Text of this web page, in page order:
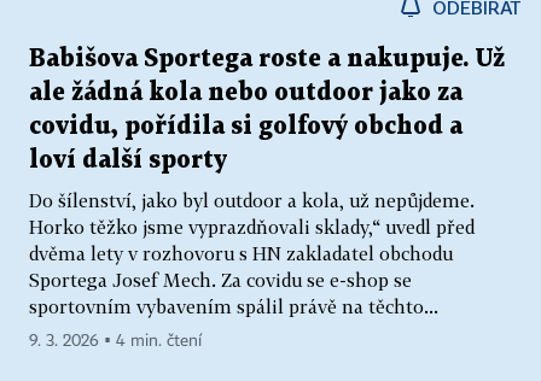
ODEBÍRAT
Babišova Sportega roste a nakupuje. Už
ale žádná kola nebo outdoor jako za
covidu, pořídila si golfový obchod a
loví další sporty
Do šílenství, jako byl outdoor a kola, už nepůjdeme.
Horko těžko jsme vyprazdňovali sklady,“ uvedl před
dvěma lety v rozhovoru s HN zakladatel obchodu
Sportega Josef Mech. Za covidu se e-shop se
sportovním vybavením spálil právě na těchto...
9. 3. 2026 ▪ 4 min. čtení